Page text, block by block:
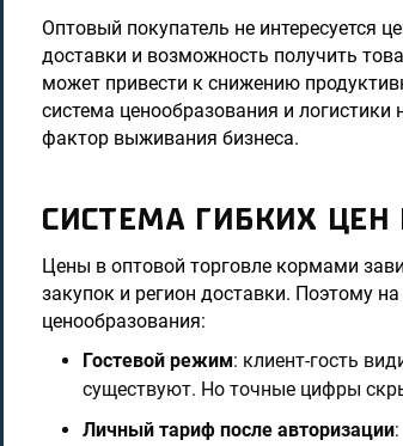
Оптовый покупатель не интересуется
доставки и возможность получить
может привести к снижению
система ценообразования и
фактор выживания бизнеса.
СИСТЕМА ГИБКИХ
Цены в оптовой торговле кормами
закупок и регион доставки. Поэтому
ценообразования:
Гостевой режим: клиент-гость
существуют. Но точные цифры
Личный тариф после авторизации